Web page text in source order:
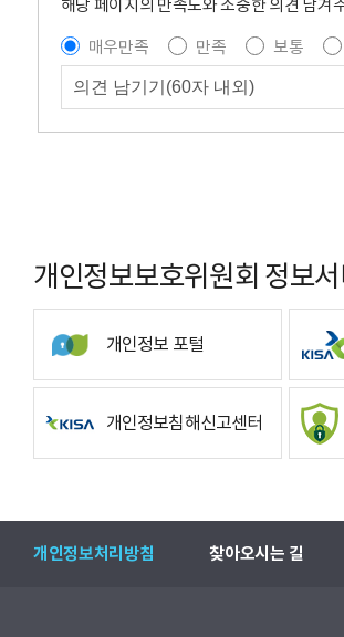
해당 페이지의 만족도와 소중한 의견 남겨
매우만족
만족 보통
개인정보보호위원회 정보
개인정보 포털
개인정보침해신고센터
개인정보처리방침 찾아오시는 길